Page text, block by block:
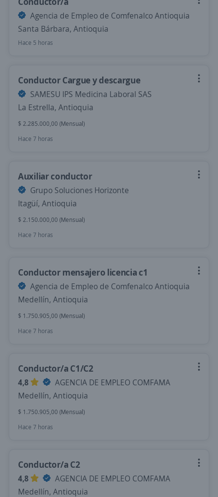
Agencia de Empleo de Comfenalco Antioquia
Santa Bárbara, Antioquia
Hace 5 horas
Conductor Cargue y descargue
SAMESU IPS Medicina Laboral SAS
La Estrella, Antioquia
$ 2.285.000,00 (Mensual)
Hace 7 horas
Auxiliar conductor
Grupo Soluciones Horizonte
Itagüí, Antioquia
$ 2.150.000,00 (Mensual)
Hace 7 horas
Conductor mensajero licencia c1
Agencia de Empleo de Comfenalco Antioquia
Medellín, Antioquia
$ 1.750.905,00 (Mensual)
Hace 7 horas
Conductor/a C1/C2
4,8
AGENCIA DE EMPLEO COMFAMA
Medellín, Antioquia
$ 1.750.905,00 (Mensual)
Hace 7 horas
Conductor/a C2
4,8
AGENCIA DE EMPLEO COMFAMA
Medellín, Antioquia